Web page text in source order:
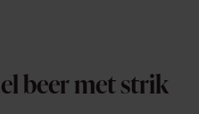
beer met strik